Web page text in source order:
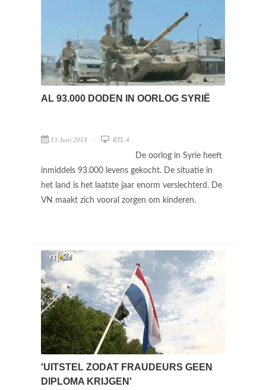
AL 93.000 DODEN IN OORLOG SYRIË
13 Juni 2013 RTL 4
De oorlog in Syrie heeft
inmiddels 93.000 levens gekocht. De situatie in
het land is het laatste jaar enorm verslechterd. De
VN maakt zich vooral zorgen om kinderen.
'UITSTEL ZODAT FRAUDEURS GEEN
DIPLOMA KRIJGEN'